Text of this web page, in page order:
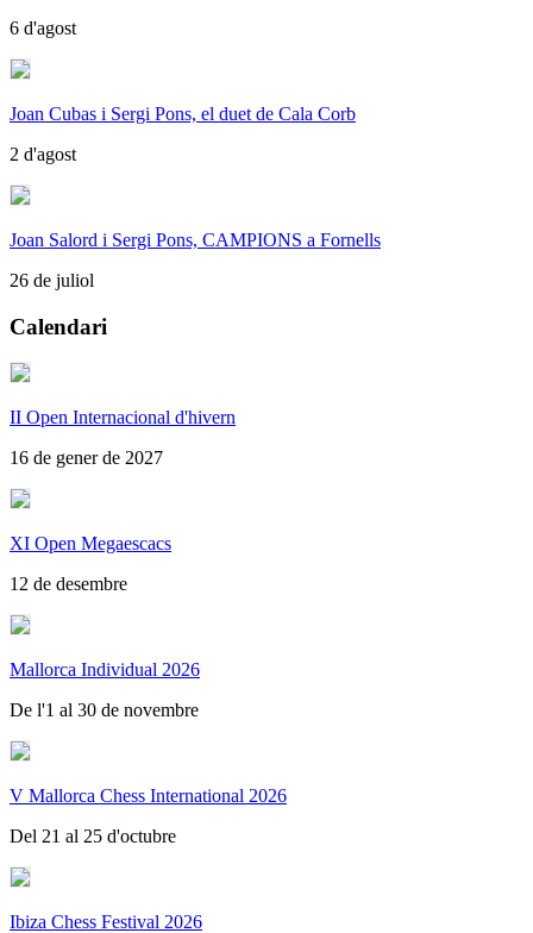
6 d'agost
Joan Cubas i Sergi Pons, el duet de Cala Corb
2 d'agost
Joan Salord i Sergi Pons, CAMPIONS a Fornells
26 de juliol
Calendari
II Open Internacional d'hivern
16 de gener de 2027
XI Open Megaescacs
12 de desembre
Mallorca Individual 2026
De l'1 al 30 de novembre
V Mallorca Chess International 2026
Del 21 al 25 d'octubre
Ibiza Chess Festival 2026